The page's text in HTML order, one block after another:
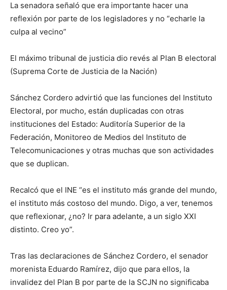
La senadora señaló que era importante hacer una
reflexión por parte de los legisladores y no “echarle la
culpa al vecino”
El máximo tribunal de justicia dio revés al Plan B electoral
(Suprema Corte de Justicia de la Nación)
Sánchez Cordero advirtió que las funciones del Instituto
Electoral, por mucho, están duplicadas con otras
instituciones del Estado: Auditoría Superior de la
Federación, Monitoreo de Medios del Instituto de
Telecomunicaciones y otras muchas que son actividades
que se duplican.
Recalcó que el INE “es el instituto más grande del mundo,
el instituto más costoso del mundo. Digo, a ver, tenemos
que reflexionar, ¿no? Ir para adelante, a un siglo XXI
distinto. Creo yo”.
Tras las declaraciones de Sánchez Cordero, el senador
morenista Eduardo Ramírez, dijo que para ellos, la
invalidez del Plan B por parte de la SCJN no significaba